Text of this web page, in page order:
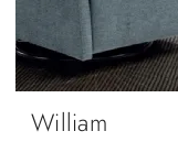
William